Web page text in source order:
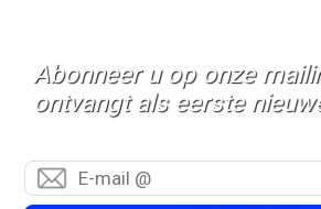
Abonneer u op onze
ontvangt als eerste